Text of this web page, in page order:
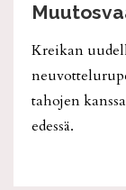
Kreikan
tahojen
edessä.